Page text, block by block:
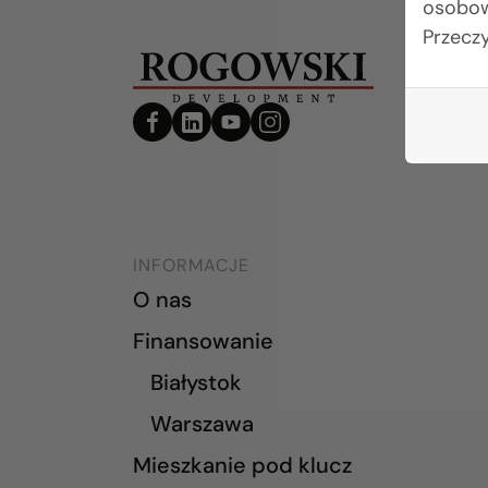
INFORMACJE
O nas
Finansowanie
Białystok
Warszawa
Mieszkanie pod klucz